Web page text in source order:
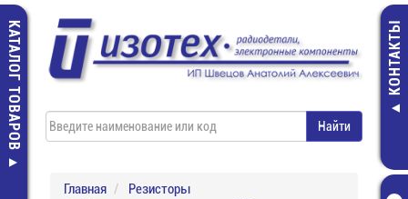
КАТАЛОГ ТОВАРОВ КОНТАКТЫ
Главная
Резисторы